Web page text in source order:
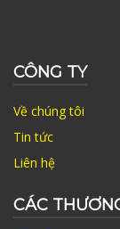
CÔNG TY
Về chúng tôi
Tin tức
Liên hệ
CÁC